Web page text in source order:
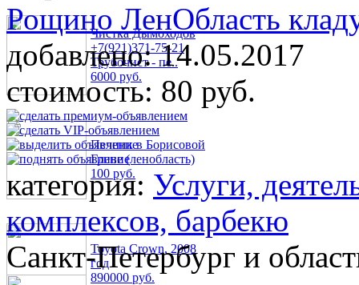
Чистка Дымоходов
+7(921)371-75-21
Трубочист - пе..
6000 руб.
Печник в Борисовой
Гриве (ленобласть)
100 руб.
Toyota Crown, 2008
год
890000 руб.
Рощино ЛенОбласть
добавлено:14.05.2017
стоимость: 80 руб.
категория: Услуги,
комплексов, барбекю
Санкт-Петербург и